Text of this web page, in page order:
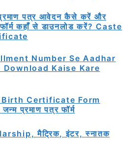
प्रमाण पत्र आवेदन कैसे करें और
कहाँ से डाउनलोड करें? Caste
Number Se Aadhar
Download Kaise Kare
Birth Certificate Form
प्रमाण पत्र फॉर्म
मैट्रिक, इंटर, स्नातक